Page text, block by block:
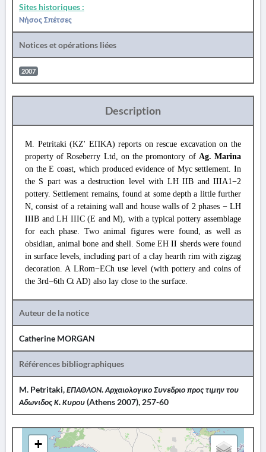
Sites historiques :
Νήσος Σπέτσες
Notices et opérations liées
2007
Description
M. Petritaki (ΚΖ' ΕΠΚΑ) reports on rescue excavation on the
property of Roseberry Ltd, on the promontory of Ag. Marina
on the E coast, which produced evidence of Myc settlement. In
the S part was a destruction level with LH IIB and IIIA1−2
pottery. Settlement remains, found at some depth a little further
N, consist of a retaining wall and house walls of 2 phases − LH
IIIB and LH IIIC (E and M), with a typical pottery assemblage
for each phase. Two animal figures were found, as well as
obsidian, animal bone and shell. Some EH II sherds were found
in surface levels, including part of a clay hearth rim with zigzag
decoration. A LRom−ECh use level (with pottery and coins of
the 3rd−6th Ct AD) also lay close to the surface.
Auteur de la notice
Catherine MORGAN
Références bibliographiques
M. Petritaki,ΕΠΑΘΛΟΝ. Αρχαιολογικο Συνεδριο προς τιμην του
Αδωνιδος Κ. Κυρου(Athens 2007), 257-60
+